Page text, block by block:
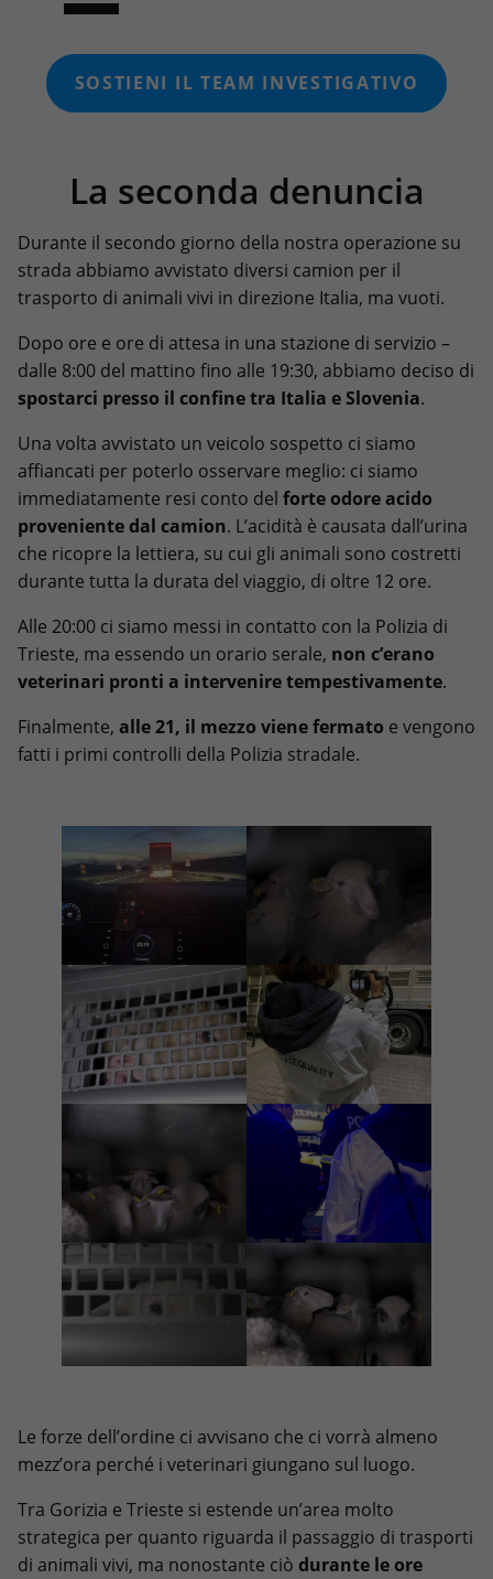
SOSTIENI IL TEAM INVESTIGATIVO
La seconda denuncia
Durante il secondo giorno della nostra operazione su
strada abbiamo avvistato diversi camion per il
trasporto di animali vivi in direzione Italia, ma vuoti.
Dopo ore e ore di attesa in una stazione di servizio –
dalle 8:00 del mattino fino alle 19:30, abbiamo deciso di
spostarci presso il confine tra Italia e Slovenia.
Una volta avvistato un veicolo sospetto ci siamo
affiancati per poterlo osservare meglio: ci siamo
immediatamente resi conto del forte odore acido
proveniente dal camion. L’acidità è causata dall’urina
che ricopre la lettiera, su cui gli animali sono costretti
durante tutta la durata del viaggio, di oltre 12 ore.
Alle 20:00 ci siamo messi in contatto con la Polizia di
Trieste, ma essendo un orario serale, non c’erano
veterinari pronti a intervenire tempestivamente.
Finalmente, alle 21, il mezzo viene fermato e vengono
fatti i primi controlli della Polizia stradale.
Le forze dell’ordine ci avvisano che ci vorrà almeno
mezz’ora perché i veterinari giungano sul luogo.
Tra Gorizia e Trieste si estende un’area molto
strategica per quanto riguarda il passaggio di trasporti
di animali vivi, ma nonostante ciò durante le ore